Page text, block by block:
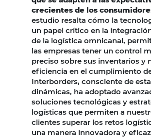
crecientes de los
estudio resalta cómo la
un papel crítico en la
de la logística omnicanal,
las empresas tener un control
preciso sobre sus inventarios y
eficiencia en el cumplimiento
Interborders, consciente de
dinámicas, ha adoptado
soluciones tecnológicas y
logísticas que permiten a
clientes superar los retos
una manera innovadora y